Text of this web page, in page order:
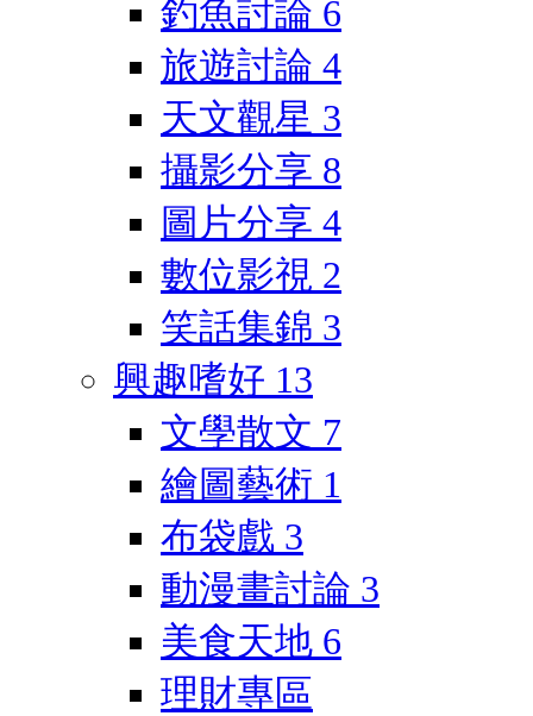
釣魚討論 6
旅遊討論 4
天文觀星 3
攝影分享 8
圖片分享 4
數位影視 2
笑話集錦 3
興趣嗜好 13
文學散文 7
繪圖藝術 1
布袋戲 3
動漫畫討論 3
美食天地 6
理財專區